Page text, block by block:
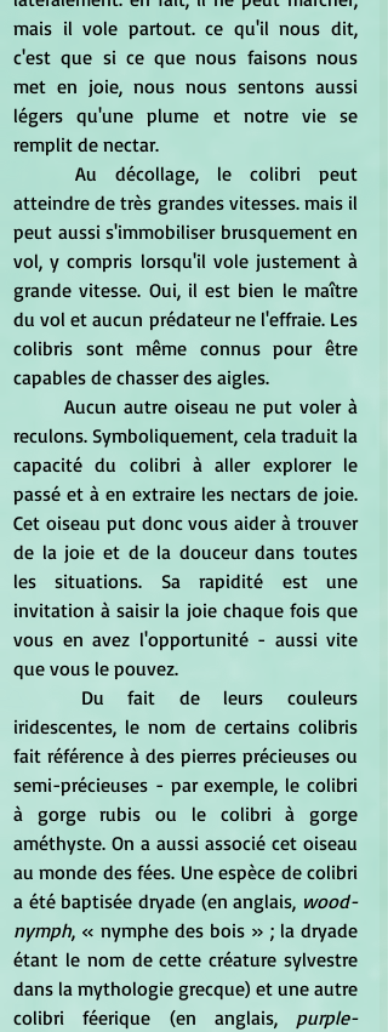
mais il vole partout. ce qu'il nous dit,
c'est que si ce que nous faisons nous
met en joie, nous nous sentons aussi
légers qu'une plume et notre vie se
remplit de nectar.
atteindre de très grandes vitesses. mais il
peut aussi s'immobiliser brusquement en
vol, y compris lorsqu'il vole justement à
grande vitesse. Oui, il est bien le maître
du vol et aucun prédateur ne l'effraie. Les
colibris sont même connus pour être
capables de chasser des aigles.
reculons. Symboliquement, cela traduit la
capacité du colibri à aller explorer le
passé et à en extraire les nectars de joie.
Cet oiseau put donc vous aider à trouver
de la joie et de la douceur dans toutes
les situations. Sa rapidité est une
invitation à saisir la joie chaque fois que
vous en avez l'opportunité - aussi vite
que vous le pouvez.
iridescentes, le nom de certains colibris
fait référence à des pierres précieuses ou
semi-précieuses - par exemple, le colibri
à gorge rubis ou le colibri à gorge
améthyste. On a aussi associé cet oiseau
au monde des fées. Une espèce de colibri
a été baptisée dryade (en anglais, wood-
nymph, « nymphe des bois » ; la dryade
étant le nom de cette créature sylvestre
dans la mythologie grecque) et une autre
colibri féerique (en anglais, purple-